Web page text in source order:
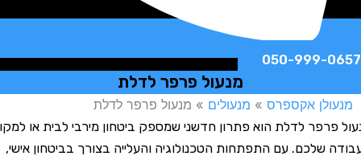
050-999-
מנעול פרפר לדלת
אקספרס»מנעולים»מנעול פרפר לדלת
לדלת הוא פתרון חדשני שמספק ביטחון מירבי לבית או למקום
עם התפתחות הטכנולוגיה והעלייה בצורך בביטחון אישי,